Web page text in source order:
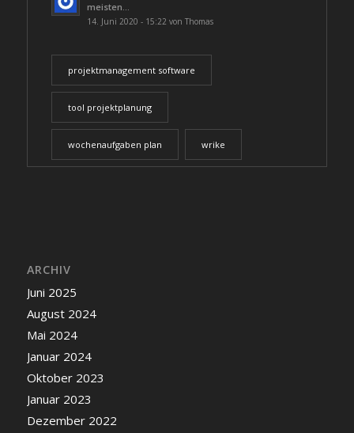
meisten...
14. Juni 2020 - 15:22 von Thomas
projektmanagement software
tool projektplanung
wochenaufgaben plan wrike
ARCHIV
Juni 2025
August 2024
Mai 2024
Januar 2024
Oktober 2023
Januar 2023
Dezember 2022